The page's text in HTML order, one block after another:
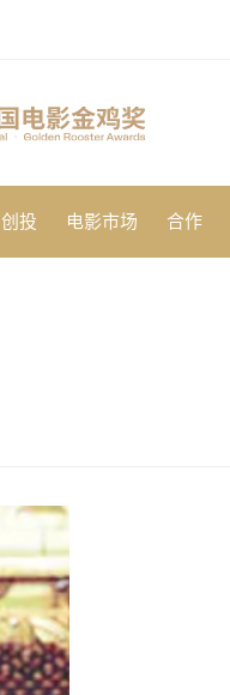
创投 电影市场 合作